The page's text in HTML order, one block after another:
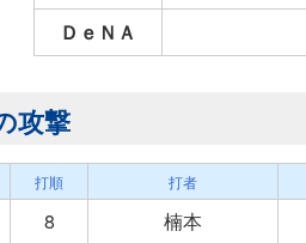
ＤｅＮＡ
攻撃
打順 打者
8
楠本